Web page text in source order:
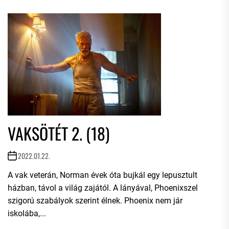
VAKSÖTÉT 2. (18)
2022.01.22.
A vak veterán, Norman évek óta bujkál egy lepusztult
házban, távol a világ zajától. A lányával, Phoenixszel
szigorú szabályok szerint élnek. Phoenix nem jár
iskolába,...